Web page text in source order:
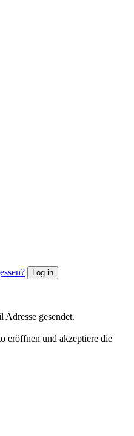
Log in
gesendet.
eröffnen und akzeptiere die